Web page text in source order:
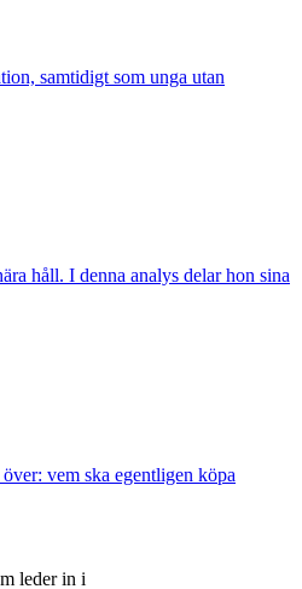
samtidigt som unga utan
håll. I denna analys delar hon sina
vem ska egentligen köpa
leder in i